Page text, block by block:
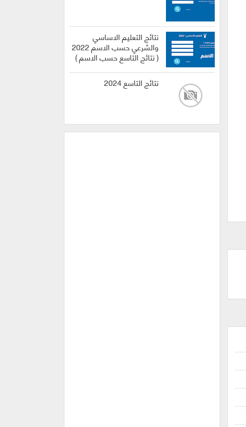
نتائج التعليم الاساسي
والشرعي حسب الاسم 2022
( نتائج التاسع حسب الاسم )
نتائج التاسع 2024